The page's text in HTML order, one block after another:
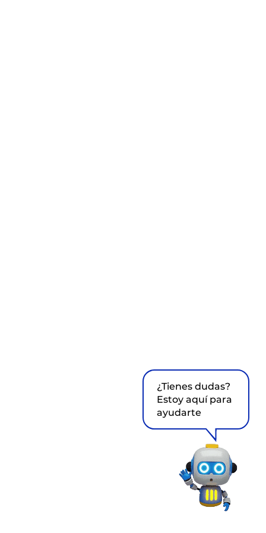
¿Tienes dudas?
Estoy aquí para
ayudarte